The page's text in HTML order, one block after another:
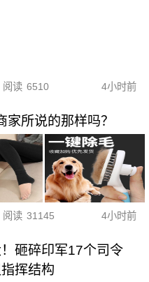
阅读 6510 4小时前
所说的那样吗？
阅读 31145 4小时前
砸碎印军17个司令
挥结构